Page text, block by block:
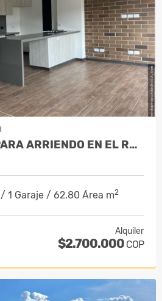
APARTAMENTO PARA ARRIENDO EN EL RETIRO
1 Garaje / 62.80 Área m2
Alquiler
$2.700.000 COP